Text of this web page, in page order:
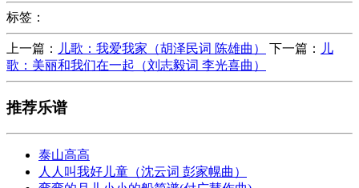
标签：
上一篇： 儿歌：我爱我家（胡泽民词 陈雄曲） 下一篇：
儿
歌：美丽和我们在一起（刘志毅词 李光喜曲）
推荐乐谱
泰山高高
人人叫我好儿童（沈云词 彭家幌曲）